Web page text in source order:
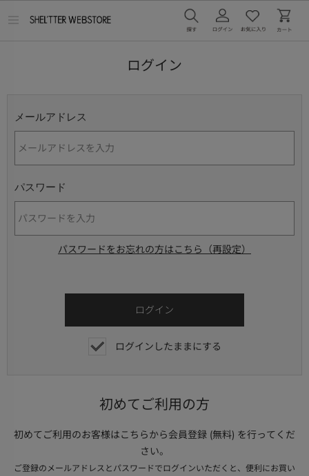
ログイン
メールアドレス
パスワード
パスワードをお忘れの方はこちら（再設定）
ログインしたままにする
初めてご利用の方
初めてご利用のお客様はこちらから会員登録 (無料) を行ってくだ
さい。
ご登録のメールアドレスとパスワードでログインいただくと、便利にお買い